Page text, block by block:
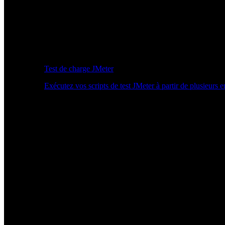
Test de charge JMeter
Exécutez vos scripts de test JMeter à partir de plusieurs